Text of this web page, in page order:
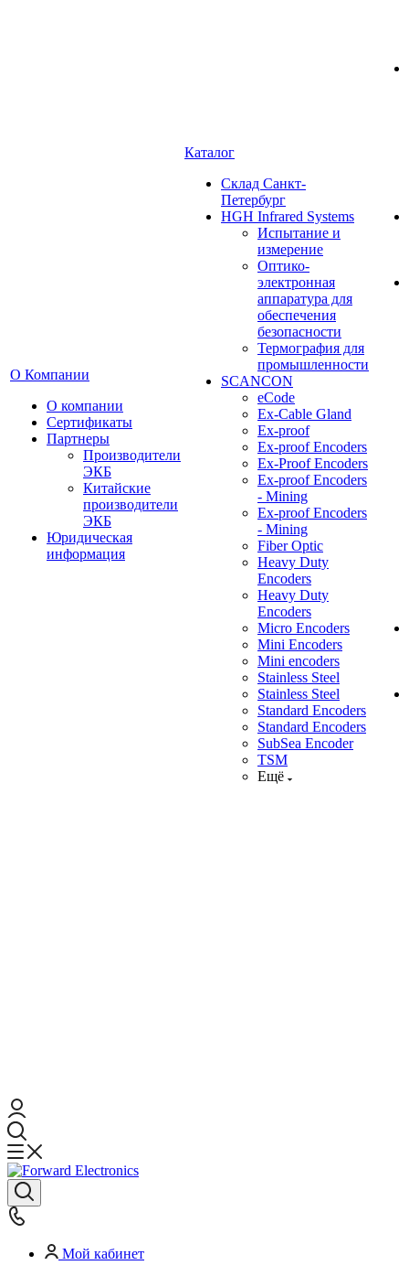
О Компании
О компании
Сертификаты
Партнеры
Производители
ЭКБ
Китайские
производители
ЭКБ
Юридическая
информация
Каталог
Cклад Санкт-
Петербург
HGH Infrared Systems
Испытание и
измерение
Оптико-
электронная
аппаратура для
обеспечения
безопасности
Термография для
промышленности
SCANCON
eCode
Ex-Cable Gland
Ex-proof
Ex-proof Encoders
Ex-Proof Encoders
Ex-proof Encoders
- Mining
Ex-proof Encoders
- Mining
Fiber Optic
Heavy Duty
Encoders
Heavy Duty
Encoders
Micro Encoders
Mini Encoders
Mini encoders
Stainless Steel
Stainless Steel
Standard Encoders
Standard Encoders
SubSea Encoder
TSM
Ещё
Мой кабинет